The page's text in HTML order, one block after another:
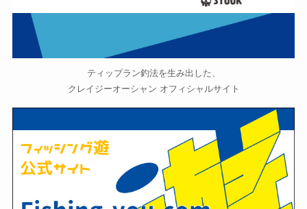
ティップラン釣法を生み出した、
クレイジーオーシャン オフィシャルサイト